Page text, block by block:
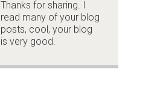
Thanks for sharing. I
read many of your blog
posts, cool, your blog
is very good.